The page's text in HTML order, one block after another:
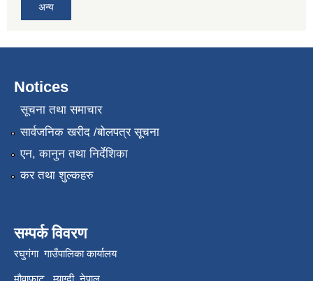
अन्य
Notices
सूचना तथा समाचार
सार्वजनिक खरीद /बोलपत्र सूचना
एन, कानुन तथा निर्देशिका
कर तथा शुल्कहरु
सम्पर्क विवरण
रघुगंगा गाउँपालिका कार्यालय